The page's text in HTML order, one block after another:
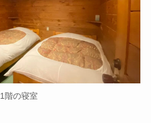
1階の寝室